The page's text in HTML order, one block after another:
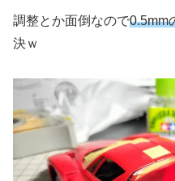
調整とか面倒なので0.5mm
決ｗ